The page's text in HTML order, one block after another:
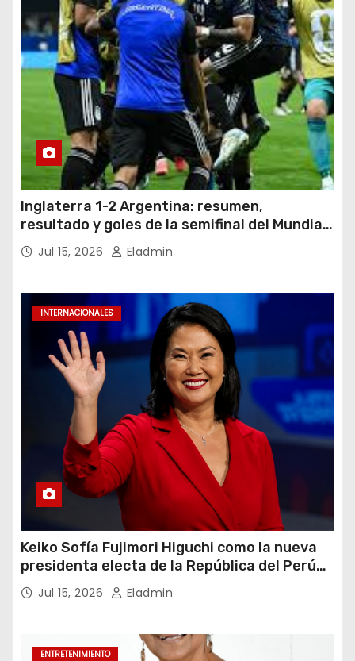
Inglaterra 1-2 Argentina: resumen,
resultado y goles de la semifinal del Mundial
2026Jul 15, 2026 Eladmin
INTERNACIONALES
Keiko Sofía Fujimori Higuchi como la nueva
presidenta electa de la República del Perú
para el periodo constitucional 2026-2031
Jul 15, 2026 Eladmin
ENTRETENIMIENTO